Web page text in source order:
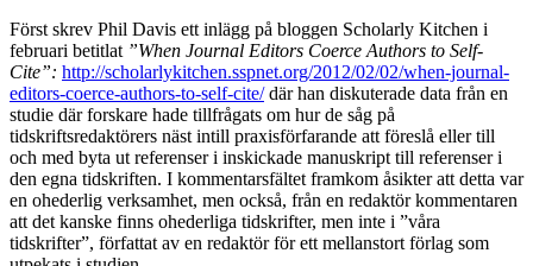
Först skrev Phil Davis ett inlägg på bloggen Scholarly Kitchen i
februari betitlat ”When Journal Editors Coerce Authors to Self-
Cite”: http://scholarlykitchen.sspnet.org/2012/02/02/when-journal-
editors-coerce-authors-to-self-cite/där han diskuterade data från en
studie där forskare hade tillfrågats om hur de såg på
tidskriftsredaktörers näst intill praxisförfarande att föreslå eller till
och med byta ut referenser i inskickade manuskript till referenser i
den egna tidskriften. I kommentarsfältet framkom åsikter att detta var
en ohederlig verksamhet, men också, från en redaktör kommentaren
att det kanske finns ohederliga tidskrifter, men inte i ”våra
tidskrifter”, författat av en redaktör för ett mellanstort förlag som